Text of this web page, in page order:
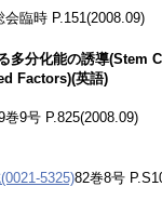
会臨時 P.151(2008.09)
多分化能の誘導(Stem
Factors)(英語)
巻9号 P.825(2008.09)
5325)82巻8号